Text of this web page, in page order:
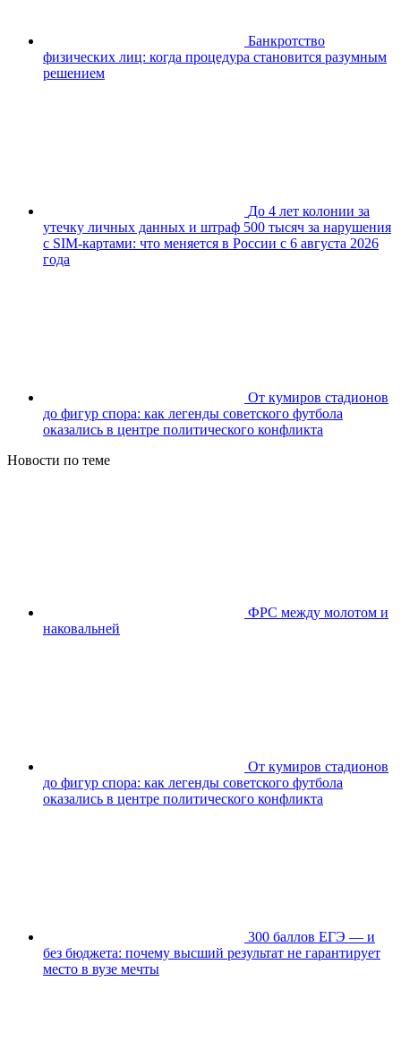
Банкротство
физических лиц: когда процедура становится разумным
решением
До 4 лет колонии за
утечку личных данных и штраф 500 тысяч за нарушения
с SIM-картами: что меняется в России с 6 августа 2026
года
От кумиров стадионов
до фигур спора: как легенды советского футбола
оказались в центре политического конфликта
Новости по теме
ФРС между молотом и
наковальней
От кумиров стадионов
до фигур спора: как легенды советского футбола
оказались в центре политического конфликта
300 баллов ЕГЭ — и
без бюджета: почему высший результат не гарантирует
место в вузе мечты